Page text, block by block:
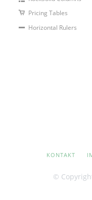
Pricing Tables
Horizontal Rulers
NAVIGATION
KONTAKT
©